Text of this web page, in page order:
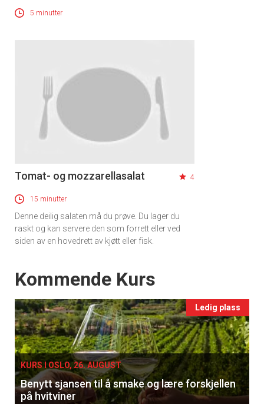
×
Få ukentlige nyhetsbrev fra
Apéritif
5 minutter
Tomat- og mozzarellasalat 4
15 minutter
Denne deilig salaten må du prøve. Du lager du
raskt og kan servere den som forrett eller ved
siden av en hovedrett av kjøtt eller fisk.
Events
Kommende Kurs
Ledig plass
KURS I OSLO, 26. AUGUST
Benytt sjansen til å smake og lære forskjellen
på hvitviner